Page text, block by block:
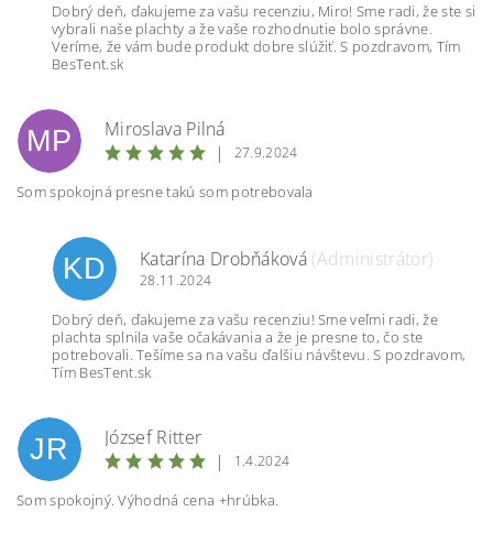
Dobrý deň, ďakujeme za vašu recenziu, Miro! Sme radi, že ste si
vybrali naše plachty a že vaše rozhodnutie bolo správne.
Veríme, že vám bude produkt dobre slúžiť. S pozdravom, Tím
BesTent.sk
MP
Miroslava Pilná
|
27.9.2024
Som spokojná presne takú som potrebovala
KD Katarína Drobňáková (Administrátor)
28.11.2024
Dobrý deň, ďakujeme za vašu recenziu! Sme veľmi radi, že
plachta splnila vaše očakávania a že je presne to, čo ste
potrebovali. Tešíme sa na vašu ďalšiu návštevu. S pozdravom,
Tím BesTent.sk
JR
József Ritter
|
1.4.2024
Som spokojný. Výhodná cena +hrúbka.